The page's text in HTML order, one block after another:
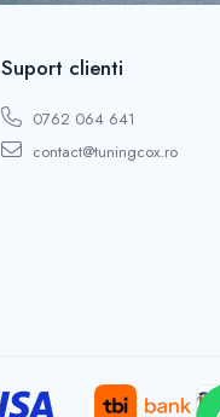
Suport clienti
0762 064 641
contact@tuningcox.ro